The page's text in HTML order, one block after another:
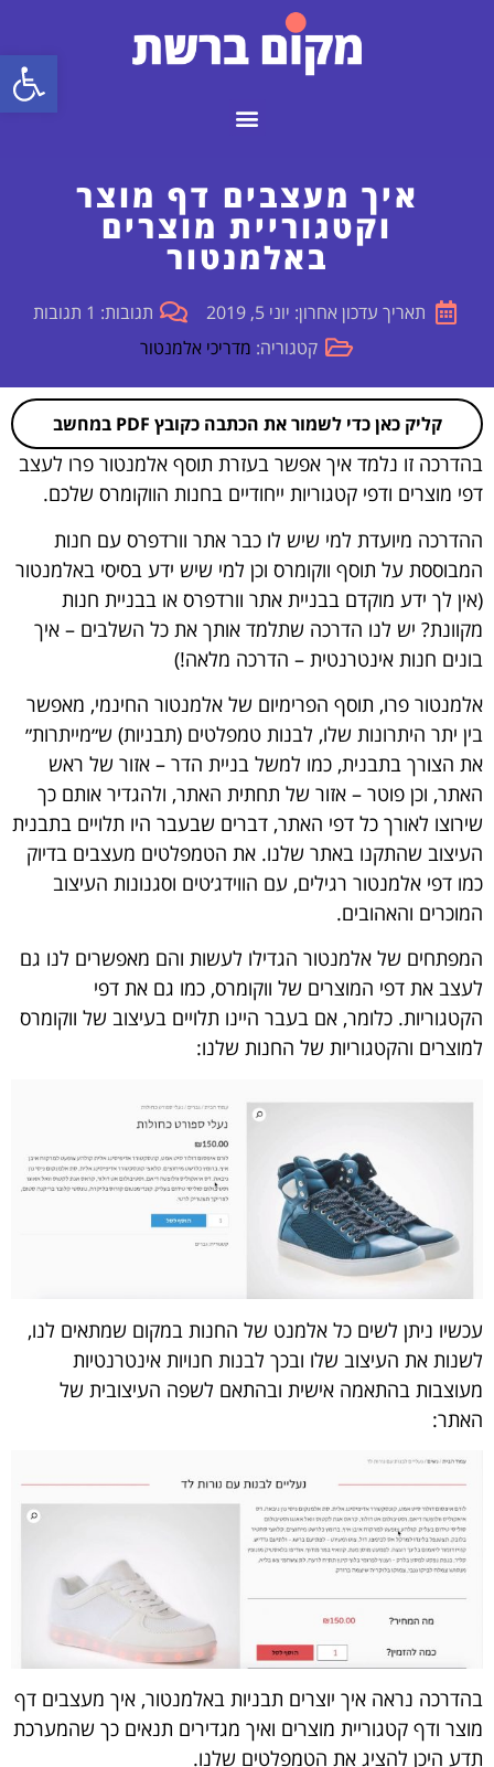
איך מעצבים דף מוצר
וקטגוריית מוצרים
באלמנטור
תאריך עדכון אחרון: יוני 5, 2019
תגובות: 1 תגובות
קטגוריה: מדריכי אלמנטור
קליק כאן כדי לשמור את הכתבה כקובץ PDF במחשב
בהדרכה זו נלמד איך אפשר בעזרת תוסף אלמנטור פרו לעצב
דפי מוצרים ודפי קטגוריות ייחודיים בחנות הווקומרס שלכם.
ההדרכה מיועדת למי שיש לו כבר אתר וורדפרס עם חנות
המבוססת על תוסף ווקומרס וכן למי שיש ידע בסיסי באלמנטור
(אין לך ידע מוקדם בבניית אתר וורדפרס או בבניית חנות
מקוונת? יש לנו הדרכה שתלמד אותך את כל השלבים – איך
בונים חנות אינטרנטית – הדרכה מלאה!)
אלמנטור פרו, תוסף הפרימיום של אלמנטור החינמי, מאפשר
בין יתר היתרונות שלו, לבנות טמפלטים (תבניות) ש״מייתרות״
את הצורך בתבנית, כמו למשל בניית הדר – אזור של ראש
האתר, וכן פוטר – אזור של תחתית האתר, ולהגדיר אותם כך
שירוצו לאורך כל דפי האתר, דברים שבעבר היו תלויים בתבנית
העיצוב שהתקנו באתר שלנו. את הטמפלטים מעצבים בדיוק
כמו דפי אלמנטור רגילים, עם הווידג׳טים וסגנונות העיצוב
המוכרים והאהובים.
המפתחים של אלמנטור הגדילו לעשות והם מאפשרים לנו גם
לעצב את דפי המוצרים של ווקומרס, כמו גם את דפי
הקטגוריות. כלומר, אם בעבר היינו תלויים בעיצוב של ווקומרס
למוצרים והקטגוריות של החנות שלנו:
עכשיו ניתן לשים כל אלמנט של החנות במקום שמתאים לנו,
לשנות את העיצוב שלו ובכך לבנות חנויות אינטרנטיות
מעוצבות בהתאמה אישית ובהתאם לשפה העיצובית של
האתר:
בהדרכה נראה איך יוצרים תבניות באלמנטור, איך מעצבים דף
מוצר ודף קטגוריית מוצרים ואיך מגדירים תנאים כך שהמערכת
תדע היכן להציג את הטמפלטים שלנו.